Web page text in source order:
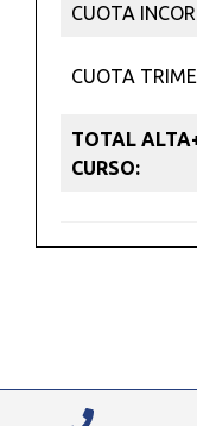
CUOTA
CUOTA
TOTAL
CURSO: